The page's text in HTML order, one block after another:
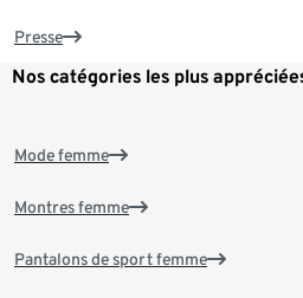
Presse
Nos catégories les plus
Mode femme
Montres femme
Pantalons de sport femme